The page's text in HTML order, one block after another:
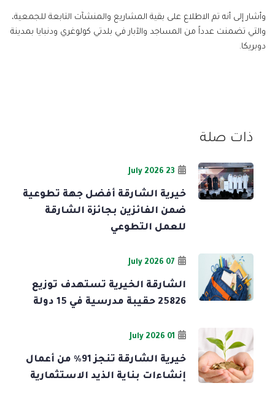
وأشار إلى أنه تم الاطلاع على بقية المشاريع والمنشآت التابعة للجمعية،
والتي تضمنت عدداً من المساجد والآبار في بلدتي كولوغري ودنبايا بمدينة
دوبريكا.
ذات صلة
23 July 2026
خيرية الشارقة أفضل جهة تطوعية
ضمن الفائزين بجائزة الشارقة
للعمل التطوعي
07 July 2026
الشارقة الخيرية تستهدف توزيع
25826 حقيبة مدرسية في 15 دولة
01 July 2026
خيرية الشارقة تنجز 91% من أعمال
إنشاءات بناية الذيد الاستثمارية